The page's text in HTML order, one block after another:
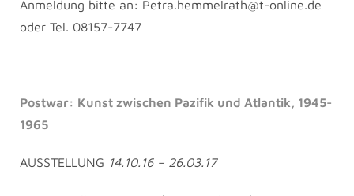
Anmeldung bitte an: Petra.hemmelrath@t-online.de
oder Tel. 08157-7747
Postwar: Kunst zwischen Pazifik und Atlantik, 1945-
1965
AUSSTELLUNG 14.10.16 – 26.03.17